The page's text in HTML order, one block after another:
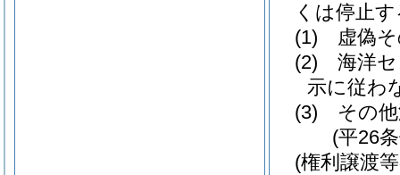
くは停止
(1)
虚偽
(2)
海洋
示に従わ
(3)
その
(平26
(権利譲渡